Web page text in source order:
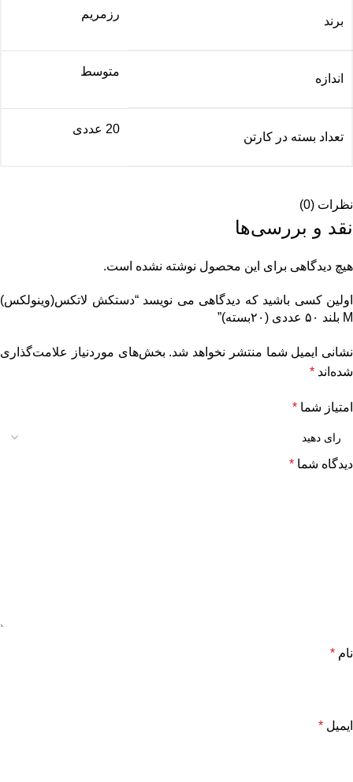
برند
رزمریم
اندازه
متوسط
تعداد بسته در کارتن
20 عددی
نظرات (0)
نقد و بررسی‌ها
هیچ دیدگاهی برای این محصول نوشته نشده است.
اولین کسی باشید که دیدگاهی می نویسد “دستکش لاتکس(وینولکس)
M بلند ۵۰ عددی (۲۰بسته)”
نشانی ایمیل شما منتشر نخواهد شد. بخش‌های موردنیاز علامت‌گذاری
شده‌اند *
امتیاز شما *
دیدگاه شما *
نام *
ایمیل *